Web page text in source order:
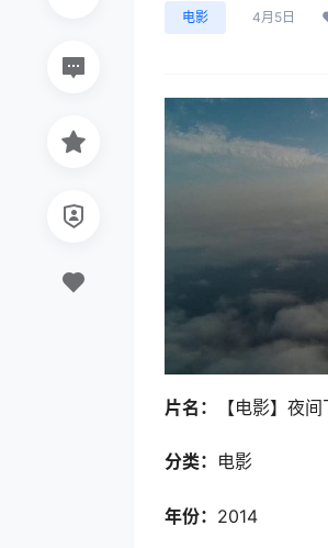
电影 4月5日
片名： 【电影】夜
分类： 电影
年份： 2014